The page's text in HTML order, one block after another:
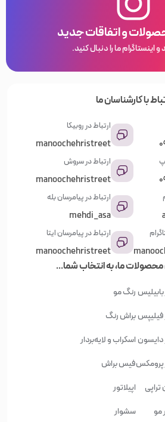
و اتفاقات جدید
اینستاگرام ما را دنبال کنید.
با کارشناسان ما
ارتباط در روبیکا
manoochehristreet
ارتباط در سروش
manoochehristreet
ارتباط در پیامرسان بله
mehdi_asa
ارتباط در پیامرسان ایتا
manoochehristreet
محصولات ما، به انتخاب شما...
تراپی
مو
رنگ مو
براش رنگ
اسکراب و لایه‌بردار
فیس براش
اپیلاتور
سشوار